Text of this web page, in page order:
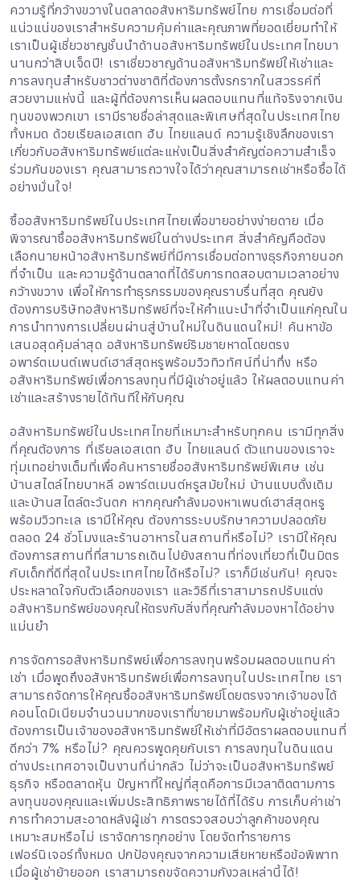
ความรู้ที่กว้างขวางในตลาดอสังหาริมทรัพย์ไทย การเชื่อมต่อที่
แน่วแน่ของเราสำหรับความคุ้มค่าและคุณภาพที่ยอดเยี่ยมทำให้
เราเป็นผู้เชี่ยวชาญชั้นนำด้านอสังหาริมทรัพย์ในประเทศไทยมา
นานกว่าสิบเจ็ดปี! เราเชี่ยวชาญด้านอสังหาริมทรัพย์ให้เช่าและ
การลงทุนสำหรับชาวต่างชาติที่ต้องการตั้งรกรากในสวรรค์ที่
สวยงามแห่งนี้ และผู้ที่ต้องการเห็นผลตอบแทนที่แท้จริงจากเงิน
ทุนของพวกเขา เรามีรายชื่อล่าสุดและพิเศษที่สุดในประเทศไทย
ทั้งหมด ด้วยเรียลเอสเตท ฮับ ไทยแลนด์ ความรู้เชิงลึกของเรา
เกี่ยวกับอสังหาริมทรัพย์แต่ละแห่งเป็นสิ่งสำคัญต่อความสำเร็จ
ร่วมกันของเรา คุณสามารถวางใจได้ว่าคุณสามารถเช่าหรือซื้อได้
อย่างมั่นใจ!
ซื้ออสังหาริมทรัพย์ในประเทศไทยเพื่อขายอย่างง่ายดาย เมื่อ
พิจารณาซื้ออสังหาริมทรัพย์ในต่างประเทศ สิ่งสำคัญคือต้อง
เลือกนายหน้าอสังหาริมทรัพย์ที่มีการเชื่อมต่อทางธุรกิจภายนอก
ที่จำเป็น และความรู้ด้านตลาดที่ได้รับการทดสอบตามเวลาอย่าง
กว้างขวาง เพื่อให้การทำธุรกรรมของคุณราบรื่นที่สุด คุณยัง
ต้องการบริษัทอสังหาริมทรัพย์ที่จะให้คำแนะนำที่จำเป็นแก่คุณใน
การนำทางการเปลี่ยนผ่านสู่บ้านใหม่ในดินแดนใหม่! ค้นหาข้อ
เสนอสุดคุ้มล่าสุด อสังหาริมทรัพย์ริมชายหาดโดยตรง
อพาร์ตเมนต์เพนต์เฮาส์สุดหรูพร้อมวิวทิวทัศน์ที่น่าทึ่ง หรือ
อสังหาริมทรัพย์เพื่อการลงทุนที่มีผู้เช่าอยู่แล้ว ให้ผลตอบแทนค่า
เช่าและสร้างรายได้ทันทีให้กับคุณ
อสังหาริมทรัพย์ในประเทศไทยที่เหมาะสำหรับทุกคน เรามีทุกสิ่ง
ที่คุณต้องการ ที่เรียลเอสเตท ฮับ ไทยแลนด์ ตัวแทนของเราจะ
ทุ่มเทอย่างเต็มที่เพื่อค้นหารายชื่ออสังหาริมทรัพย์พิเศษ เช่น
บ้านสไตล์ไทยบาหลี อพาร์ตเมนต์หรูสมัยใหม่ บ้านแบบดั้งเดิม
และบ้านสไตล์ตะวันตก หากคุณกำลังมองหาเพนต์เฮาส์สุดหรู
พร้อมวิวทะเล เรามีให้คุณ ต้องการระบบรักษาความปลอดภัย
ตลอด 24 ชั่วโมงและร้านอาหารในสถานที่หรือไม่? เรามีให้คุณ
ต้องการสถานที่ที่สามารถเดินไปยังสถานที่ท่องเที่ยวที่เป็นมิตร
กับเด็กที่ดีที่สุดในประเทศไทยได้หรือไม่? เราก็มีเช่นกัน! คุณจะ
ประหลาดใจกับตัวเลือกของเรา และวิธีที่เราสามารถปรับแต่ง
อสังหาริมทรัพย์ของคุณให้ตรงกับสิ่งที่คุณกำลังมองหาได้อย่าง
แม่นยำ
การจัดการอสังหาริมทรัพย์เพื่อการลงทุนพร้อมผลตอบแทนค่า
เช่า เมื่อพูดถึงอสังหาริมทรัพย์เพื่อการลงทุนในประเทศไทย เรา
สามารถจัดการให้คุณซื้ออสังหาริมทรัพย์โดยตรงจากเจ้าของได้
คอนโดมิเนียมจำนวนมากของเราที่ขายมาพร้อมกับผู้เช่าอยู่แล้ว
ต้องการเป็นเจ้าของอสังหาริมทรัพย์ให้เช่าที่มีอัตราผลตอบแทนที่
ดีกว่า 7% หรือไม่? คุณควรพูดคุยกับเรา การลงทุนในดินแดน
ต่างประเทศอาจเป็นงานที่น่ากลัว ไม่ว่าจะเป็นอสังหาริมทรัพย์
ธุรกิจ หรือตลาดหุ้น ปัญหาที่ใหญ่ที่สุดคือการมีเวลาติดตามการ
ลงทุนของคุณและเพิ่มประสิทธิภาพรายได้ที่ได้รับ การเก็บค่าเช่า
การทำความสะอาดหลังผู้เช่า การตรวจสอบว่าลูกค้าของคุณ
เหมาะสมหรือไม่ เราจัดการทุกอย่าง โดยจัดทำรายการ
เฟอร์นิเจอร์ทั้งหมด ปกป้องคุณจากความเสียหายหรือข้อพิพาท
เมื่อผู้เช่าย้ายออก เราสามารถขจัดความกังวลเหล่านี้ได้!